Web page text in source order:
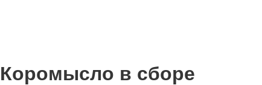
Коромысло в сборе